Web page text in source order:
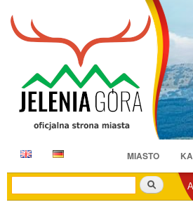
E
D
MIASTO
Szukaj